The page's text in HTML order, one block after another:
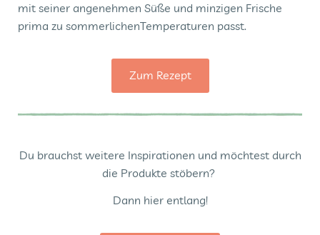
mit seiner angenehmen Süße und minzigen Frische
prima zu sommerlichenTemperaturen passt.
Zum Rezept
Du brauchst weitere Inspirationen und möchtest durch
die Produkte stöbern?
Dann hier entlang!